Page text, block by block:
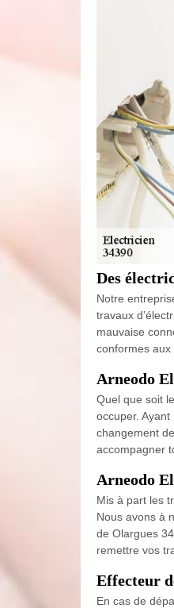
Des
Notre
travaux
mauvaise
conformes aux
Arneodo
Quel que soit
occuper.
changement
accompagner
Arneodo
Mis à part les
Nous avons à
de Olargues
remettre vos
Effecteur
En cas de